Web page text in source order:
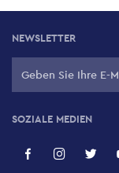
NEWSLETTER
SOZIALE MEDIEN